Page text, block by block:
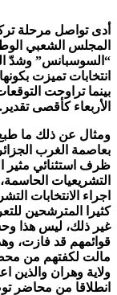
أدى تواصل مرحلة
المجلس الشعبي
“السوسبانس” وشدّ
انتخابات تميزت
بينما تراوحت
الأربعاء كأقصى تقدير.
ومثال عن ذلك ما
بعاصمة الغرب
ظرف استثنائي مثير
اجراء الانتخابات
كثيرا المترشحين
غير ذلك، ليس هذا
قوائمهم قد فازت،
مالت لكفتهم من
ولاية وهران والذين
انطلاقا من محاضر